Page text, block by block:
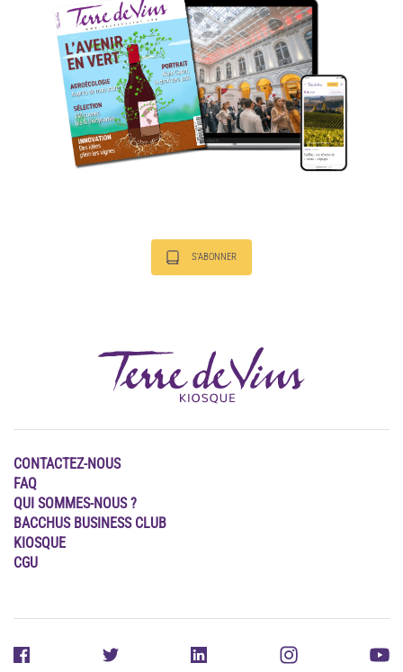
S'ABONNER
CONTACTEZ-NOUS
FAQ
QUI SOMMES-NOUS ?
BACCHUS BUSINESS CLUB
KIOSQUE
CGU